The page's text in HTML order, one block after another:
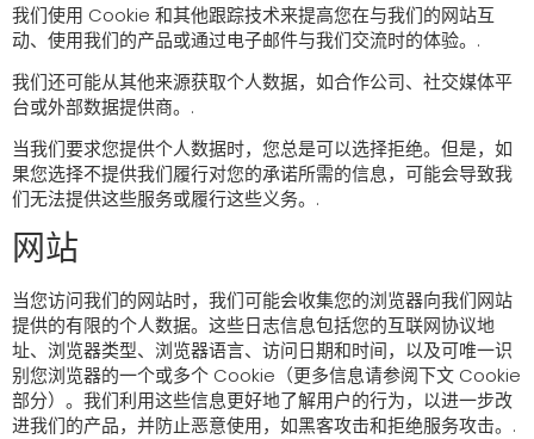
我们使用 Cookie 和其他跟踪技术来提高您在与我们的网站互
动、使用我们的产品或通过电子邮件与我们交流时的体验。.
我们还可能从其他来源获取个人数据，如合作公司、社交媒体平
台或外部数据提供商。.
当我们要求您提供个人数据时，您总是可以选择拒绝。但是，如
果您选择不提供我们履行对您的承诺所需的信息，可能会导致我
们无法提供这些服务或履行这些义务。.
网站
当您访问我们的网站时，我们可能会收集您的浏览器向我们网站
提供的有限的个人数据。这些日志信息包括您的互联网协议地
址、浏览器类型、浏览器语言、访问日期和时间，以及可唯一识
别您浏览器的一个或多个 Cookie（更多信息请参阅下文 Cookie
部分）。我们利用这些信息更好地了解用户的行为，以进一步改
进我们的产品，并防止恶意使用，如黑客攻击和拒绝服务攻击。.